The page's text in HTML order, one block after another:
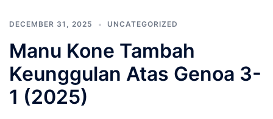
DECEMBER 31, 2025 UNCATEGORIZED
Manu Kone Tambah
Keunggulan Atas Genoa 3-
1 (2025)